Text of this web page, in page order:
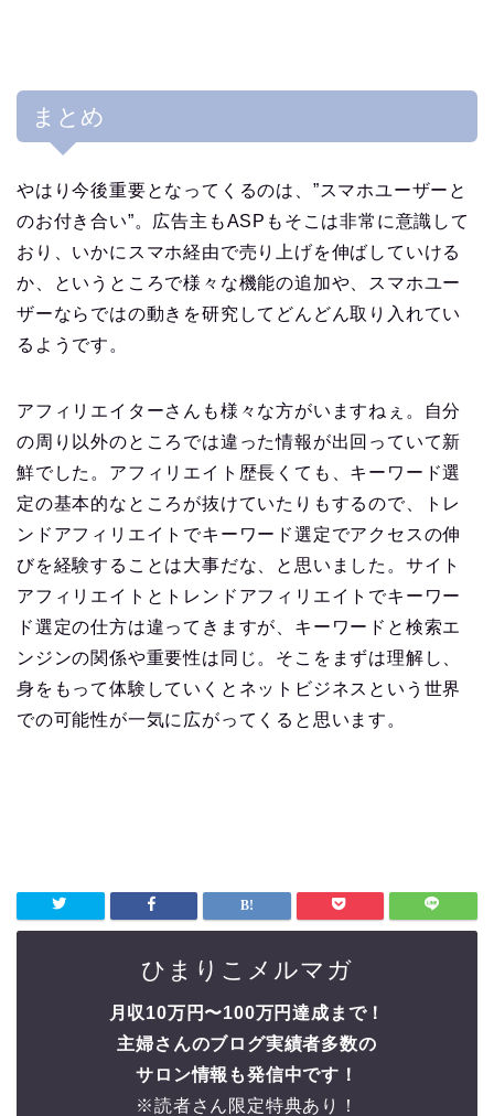
まとめ
やはり今後重要となってくるのは、”スマホユーザーと
のお付き合い”。広告主もASPもそこは非常に意識して
おり、いかにスマホ経由で売り上げを伸ばしていける
か、というところで様々な機能の追加や、スマホユー
ザーならではの動きを研究してどんどん取り入れてい
るようです。
アフィリエイターさんも様々な方がいますねぇ。自分
の周り以外のところでは違った情報が出回っていて新
鮮でした。アフィリエイト歴長くても、キーワード選
定の基本的なところが抜けていたりもするので、トレ
ンドアフィリエイトでキーワード選定でアクセスの伸
びを経験することは大事だな、と思いました。サイト
アフィリエイトとトレンドアフィリエイトでキーワー
ド選定の仕方は違ってきますが、キーワードと検索エ
ンジンの関係や重要性は同じ。そこをまずは理解し、
身をもって体験していくとネットビジネスという世界
での可能性が一気に広がってくると思います。
ひまりこメルマガ
月収10万円〜100万円達成まで！
主婦さんのブログ実績者多数の
サロン情報も発信中です！
※読者さん限定特典あり！